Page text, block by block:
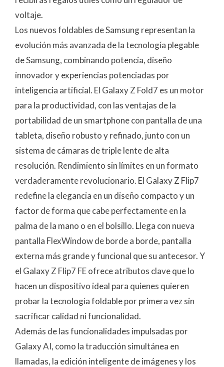
voltaje.
Los nuevos foldables de Samsung representan la
evolución más avanzada de la tecnología plegable
de Samsung, combinando potencia, diseño
innovador y experiencias potenciadas por
inteligencia artificial. El Galaxy Z Fold7 es un motor
para la productividad, con las ventajas de la
portabilidad de un smartphone con pantalla de una
tableta, diseño robusto y refinado, junto con un
sistema de cámaras de triple lente de alta
resolución. Rendimiento sin límites en un formato
verdaderamente revolucionario. El Galaxy Z Flip7
redefine la elegancia en un diseño compacto y un
factor de forma que cabe perfectamente en la
palma de la mano o en el bolsillo. Llega con nueva
pantalla FlexWindow de borde a borde, pantalla
externa más grande y funcional que su antecesor. Y
el Galaxy Z Flip7 FE ofrece atributos clave que lo
hacen un dispositivo ideal para quienes quieren
probar la tecnología foldable por primera vez sin
sacrificar calidad ni funcionalidad.
Además de las funcionalidades impulsadas por
Galaxy AI, como la traducción simultánea en
llamadas, la edición inteligente de imágenes y los